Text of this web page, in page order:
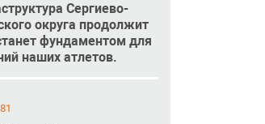
Сергиево-
округа продолжит
фундаментом для
наших атлетов.